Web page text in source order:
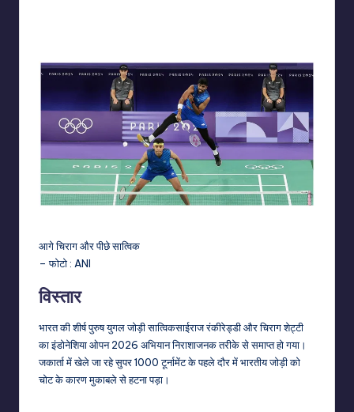
आगे चिराग और पीछे सात्विक
– फोटो : ANI
विस्तार
भारत की शीर्ष पुरुष युगल जोड़ी सात्विकसाईराज रंकीरेड्डी और चिराग शेट्टी
का इंडोनेशिया ओपन 2026 अभियान निराशाजनक तरीके से समाप्त हो गया।
जकार्ता में खेले जा रहे सुपर 1000 टूर्नामेंट के पहले दौर में भारतीय जोड़ी को
चोट के कारण मुकाबले से हटना पड़ा।